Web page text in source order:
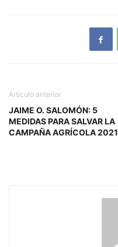
Artículo anterior
JAIME O. SALOMÓN: 5
MEDIDAS PARA SALVAR LA
CAMPAÑA AGRÍCOLA 2021